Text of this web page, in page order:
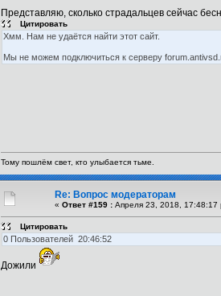
Представляю, сколько страдальцев сейчас
Цитировать
Хмм. Нам не удаётся найти этот сайт.
Мы не можем подключиться к серверу
Тому пошлём свет, кто улыбается тьме.
Re: Вопрос модераторам
« Ответ #159 : Апреля 23, 2018, 17:48:17
Цитировать
0 Пользователей 20:46:52
Дожили